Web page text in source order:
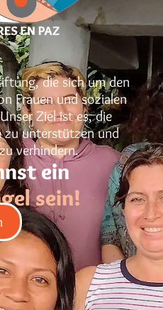
die sich um den
Frauen und sozialen
Ziel ist es, die
zu unterstützen und
verhindern.
ein
sein!